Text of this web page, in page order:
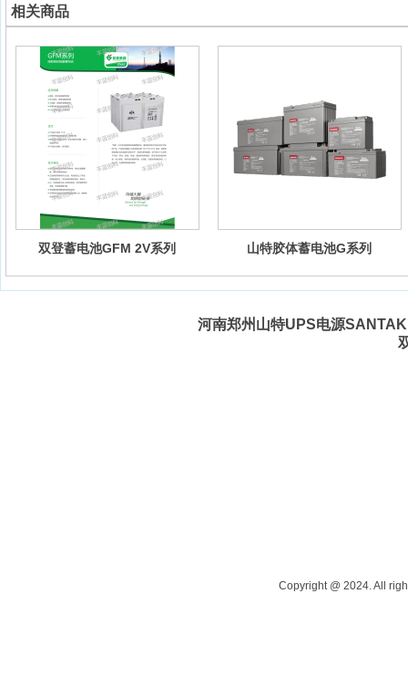
相关商品
双登蓄电池GFM 2V系列 山特胶体蓄电池G系列
河南郑州山特UPS电源
Copyright @ 2024. All